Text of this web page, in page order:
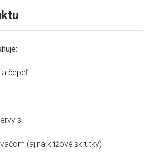
čepeľ
s
(aj na krížové skrutky)